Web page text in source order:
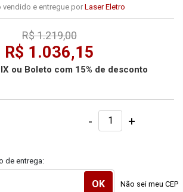
vendido e entregue por Laser Eletro
R$ 1.036,15
ou Boleto com 15% de desconto
R$ 1.219,00
- +
de entrega:
Não sei meu CEP